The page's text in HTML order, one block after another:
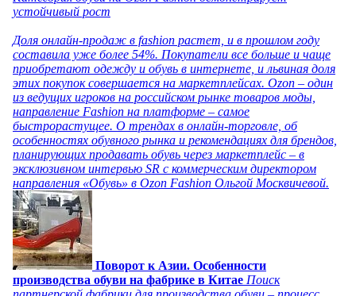
устойчивый рост
Доля онлайн-продаж в fashion растет, и в прошлом году
составила уже более 54%. Покупатели все больше и чаще
приобретают одежду и обувь в интернете, и львиная доля
этих покупок совершается на маркетплейсах. Ozon – один
из ведущих игроков на российском рынке товаров моды,
направление Fashion на платформе – самое
быстрорастущее. О трендах в онлайн-торговле, об
особенностях обувного рынка и рекомендациях для брендов,
планирующих продавать обувь через маркетплейс – в
эксклюзивном интервью SR с коммерческим директором
направления «Обувь» в Ozon Fashion Ольгой Москвичевой.
Поворот к Азии. Особенности
производства обуви на фабрике в Китае Поиск